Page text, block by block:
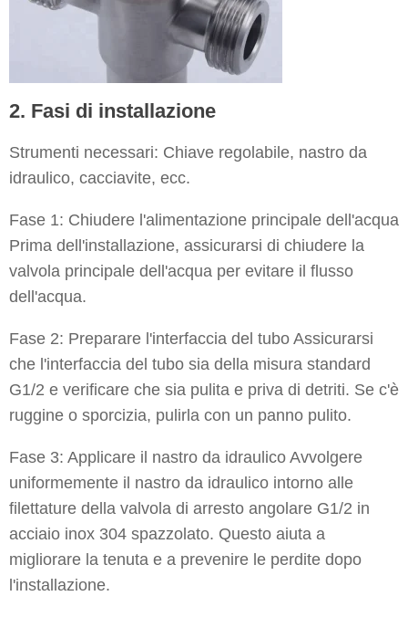
2. Fasi di installazione
Strumenti necessari: Chiave regolabile, nastro da
idraulico, cacciavite, ecc.
Fase 1: Chiudere l'alimentazione principale dell'acqua
Prima dell'installazione, assicurarsi di chiudere la
valvola principale dell'acqua per evitare il flusso
dell'acqua.
Fase 2: Preparare l'interfaccia del tubo Assicurarsi
che l'interfaccia del tubo sia della misura standard
G1/2 e verificare che sia pulita e priva di detriti. Se c'è
ruggine o sporcizia, pulirla con un panno pulito.
Fase 3: Applicare il nastro da idraulico Avvolgere
uniformemente il nastro da idraulico intorno alle
filettature della valvola di arresto angolare G1/2 in
acciaio inox 304 spazzolato. Questo aiuta a
migliorare la tenuta e a prevenire le perdite dopo
l'installazione.